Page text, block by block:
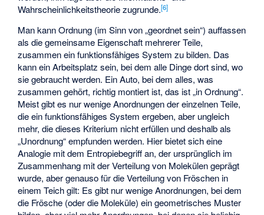
Wahrscheinlichkeitstheorie zugrunde.[6]
Man kann Ordnung (im Sinn von „geordnet sein“) auffassen
als die gemeinsame Eigenschaft mehrerer Teile,
zusammen ein funktionsfähiges System zu bilden. Das
kann ein Arbeitsplatz sein, bei dem alle Dinge dort sind, wo
sie gebraucht werden. Ein Auto, bei dem alles, was
zusammen gehört, richtig montiert ist, das ist „in Ordnung“.
Meist gibt es nur wenige Anordnungen der einzelnen Teile,
die ein funktionsfähiges System ergeben, aber ungleich
mehr, die dieses Kriterium nicht erfüllen und deshalb als
„Unordnung“ empfunden werden. Hier bietet sich eine
Analogie mit dem Entropiebegriff an, der ursprünglich im
Zusammenhang mit der Verteilung von Molekülen geprägt
wurde, aber genauso für die Verteilung von Fröschen in
einem Teich gilt: Es gibt nur wenige Anordnungen, bei dem
die Frösche (oder die Moleküle) ein geometrisches Muster